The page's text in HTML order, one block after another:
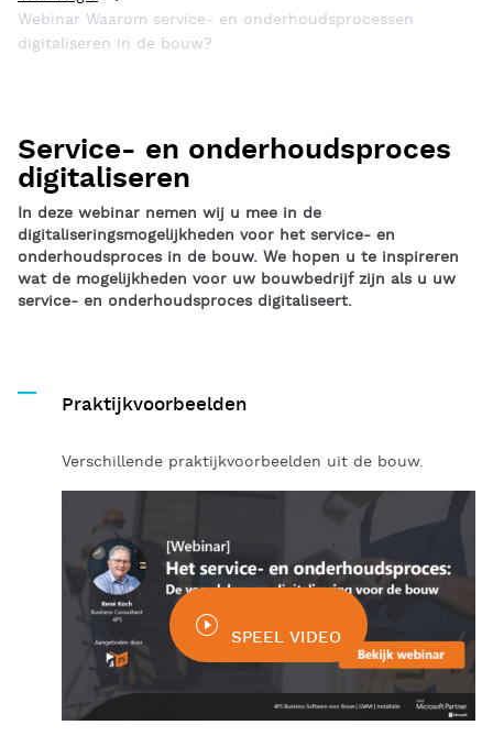
Webinar Waarom service- en onderhoudsprocessen
digitaliseren in de bouw?
Service- en onderhoudsproces
digitaliseren
In deze webinar nemen wij u mee in de
digitaliseringsmogelijkheden voor het service- en
onderhoudsproces in de bouw. We hopen u te inspireren
wat de mogelijkheden voor uw bouwbedrijf zijn als u uw
service- en onderhoudsproces digitaliseert.
Praktijkvoorbeelden
Verschillende praktijkvoorbeelden uit de bouw.
SPEEL VIDEO